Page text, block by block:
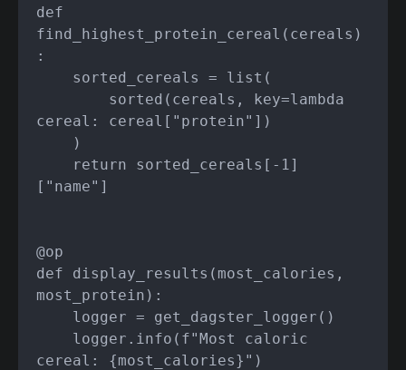
def
find_highest_protein_cereal(cereals)
:
cereal: cereal["protein"])
["name"]
@op
def display_results(most_calories,
most_protein):
cereal: {most_calories}")